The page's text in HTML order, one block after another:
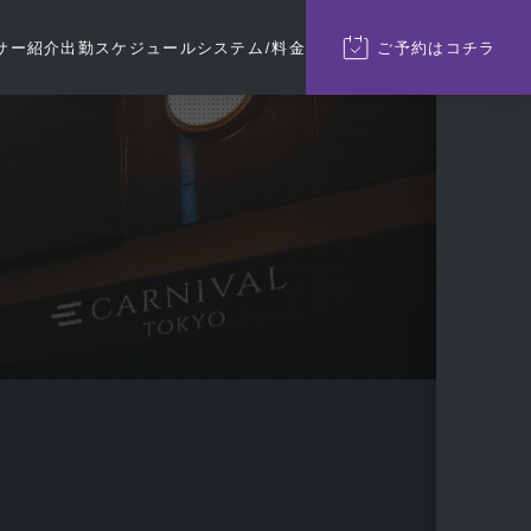
ー紹介出勤スケジュールシステム/料金 ご予約はコチラ